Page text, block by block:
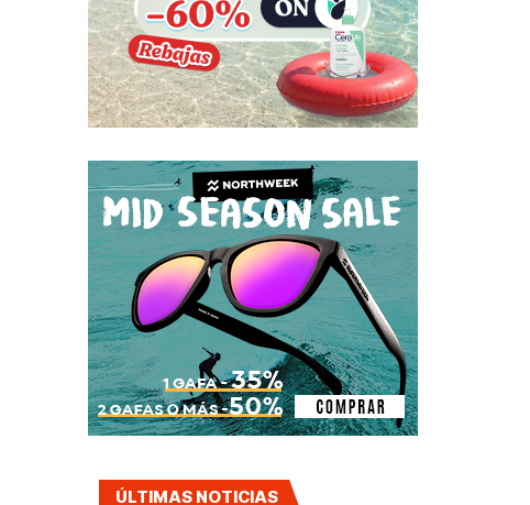
ÚLTIMAS NOTICIAS